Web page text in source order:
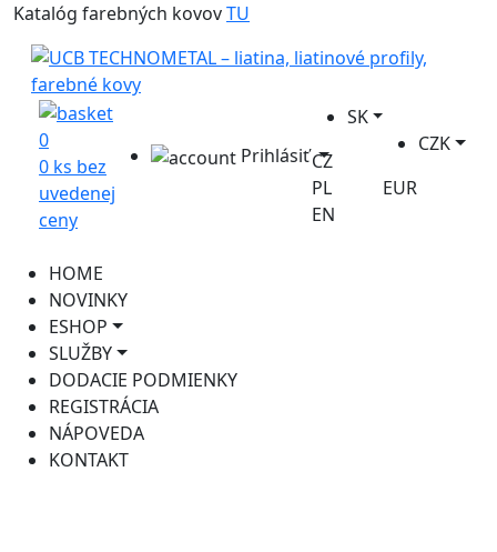
Katalóg farebných kovovTU
0
0 ks bez
uvedenej
ceny
Prihlásiť
SK
CZ
PL
EN
CZK
EUR
HOME
NOVINKY
ESHOP
SLUŽBY
DODACIE PODMIENKY
REGISTRÁCIA
NÁPOVEDA
KONTAKT